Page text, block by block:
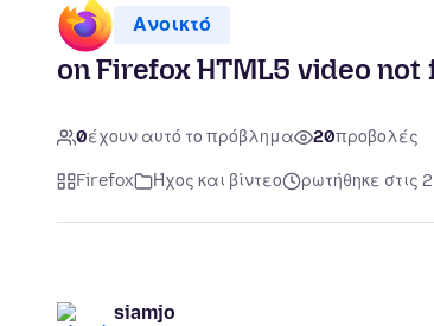
Ανοικτό
on Firefox HTML5 video not
0έχουν αυτό το πρόβλημα 20προβολές
Firefox Ήχος και βίντεο ρωτήθηκε στις
siamjo